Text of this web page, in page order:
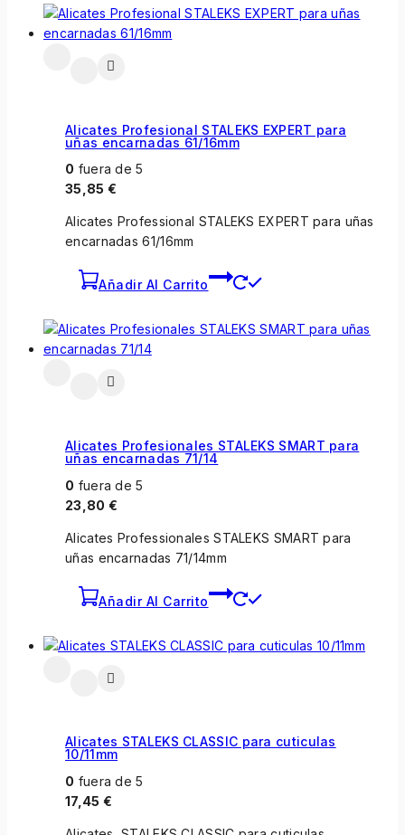
Alicates Profesional STALEKS EXPERT para
uñas encarnadas 61/16mm
0 fuera de 5
35,85 €
Alicates Professional STALEKS EXPERT para uñas
encarnadas 61/16mm
Añadir Al Carrito
Alicates Profesionales STALEKS SMART para
uñas encarnadas 71/14
0 fuera de 5
23,80 €
Alicates Professionales STALEKS SMART para
uñas encarnadas 71/14mm
Añadir Al Carrito
Alicates STALEKS CLASSIC para cuticulas
10/11mm
0 fuera de 5
17,45 €